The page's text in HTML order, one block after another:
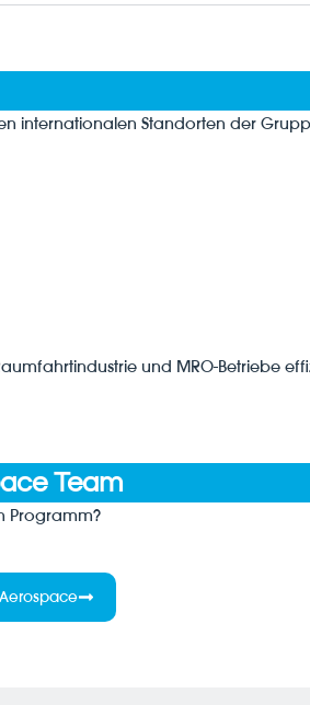
internationalen Standorten der
und MRO-Betriebe
Team
Programm?